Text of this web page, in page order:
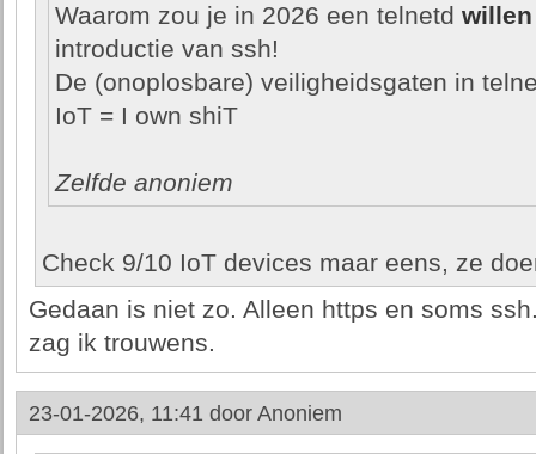
Waarom zou je in 2026 een telnetd willen
introductie van ssh!
De (onoplosbare) veiligheidsgaten in
IoT = I own shiT
Zelfde anoniem
Check 9/10 IoT devices maar eens, ze
Gedaan is niet zo. Alleen https en soms
zag ik trouwens.
23-01-2026, 11:41 door Anoniem